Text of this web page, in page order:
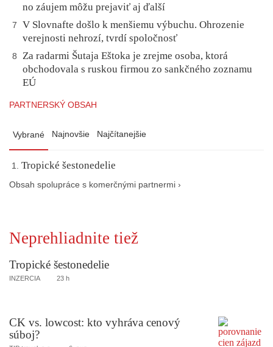
no záujem môžu prejaviť aj ďalší
7
V Slovnafte došlo k menšiemu výbuchu. Ohrozenie
verejnosti nehrozí, tvrdí spoločnosť
8
Za radarmi Šutaja Eštoka je zrejme osoba, ktorá
obchodovala s ruskou firmou zo sankčného zoznamu
EÚ
PARTNERSKÝ OBSAH
Vybrané Najnovšie Najčítanejšie
Tropické šestonedelie
Obsah spolupráce s komerčnými partnermi ›
Neprehliadnite tiež
Tropické šestonedelie
INZERCIA 23 h
CK vs. lowcost: kto vyhráva cenový
súboj?